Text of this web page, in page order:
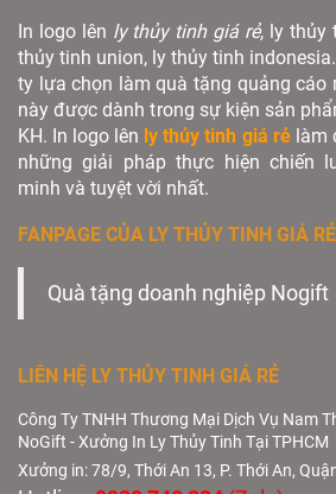
In logo lên ly thủy tinh giá rẻ, ly thủy
thủy tinh union, ly thủy tinh
ty lựa chọn làm quà tặng quảng cáo
này được dành trong sự kiện sản
KH. In logo lên ly thủy tinh giá rẻlàm
những giải pháp thực hiện chiến
minh và tuyệt vời nhất.
FANPAGE CỦA LY THỦY TINH GIÁ RẺ
Quà tặng doanh nghiệp Nogift
LIÊN HỆ LY THỦY TINH GIÁ RẺ
Công Ty TNHH Thương Mại Dịch Vụ Nam
NoGift - Xưởng In Ly Thủy Tinh Tại TPHCM
Xưởng in: 78/9, Thới An 13, P. Thới An,